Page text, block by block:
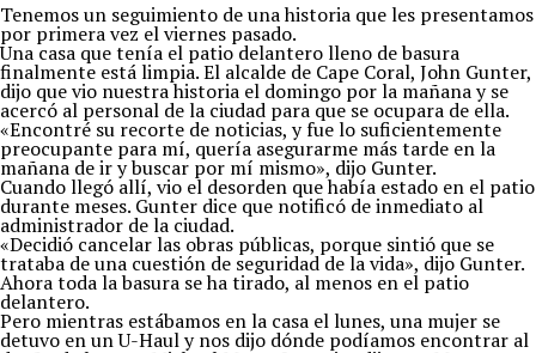
Tenemos un seguimiento de una historia que les presentamos
por primera vez el viernes pasado.
Una casa que tenía el patio delantero lleno de basura
finalmente está limpia. El alcalde de Cape Coral, John Gunter,
dijo que vio nuestra historia el domingo por la mañana y se
acercó al personal de la ciudad para que se ocupara de ella.
«Encontré su recorte de noticias, y fue lo suficientemente
preocupante para mí, quería asegurarme más tarde en la
mañana de ir y buscar por mí mismo», dijo Gunter.
Cuando llegó allí, vio el desorden que había estado en el patio
durante meses. Gunter dice que notificó de inmediato al
administrador de la ciudad.
«Decidió cancelar las obras públicas, porque sintió que se
trataba de una cuestión de seguridad de la vida», dijo Gunter.
Ahora toda la basura se ha tirado, al menos en el patio
delantero.
Pero mientras estábamos en la casa el lunes, una mujer se
detuvo en un U-Haul y nos dijo dónde podíamos encontrar al